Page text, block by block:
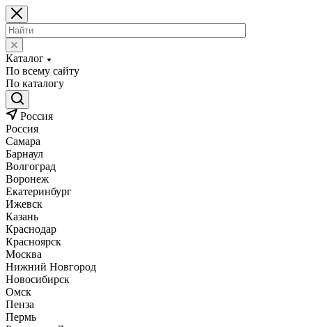
Каталог
По всему сайту
По каталогу
Россия
Россия
Самара
Барнаул
Волгоград
Воронеж
Екатеринбург
Ижевск
Казань
Краснодар
Красноярск
Москва
Нижний Новгород
Новосибирск
Омск
Пенза
Пермь